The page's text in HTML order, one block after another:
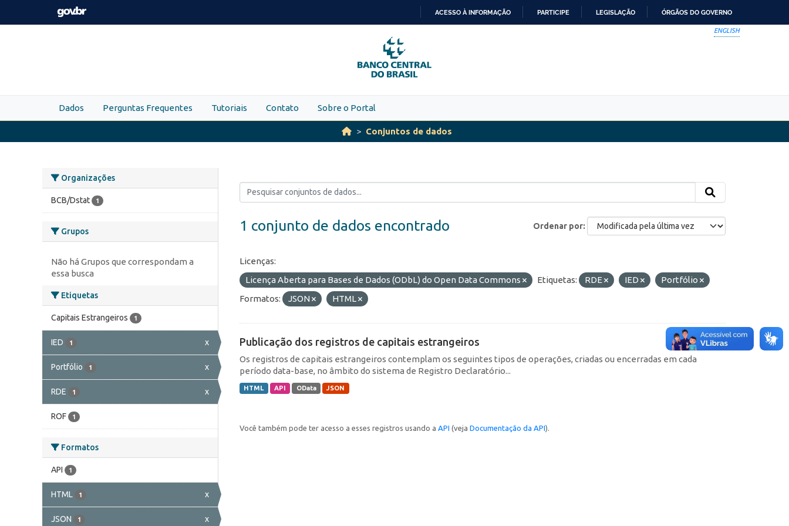
Skip to main content
PARA
O
CONTEÚDO
ACESSO À INFORMAÇÃO PARTICIPE LEGISLAÇÃO ÓRGÃOS DO GOVERNO
ENGLISH
Dados Perguntas Frequentes Tutoriais Contato Sobre o Portal
Conjuntos de dados
Organizações
BCB/Dstat 1
Grupos
Não há Grupos que correspondam a
essa busca
Etiquetas
Capitais Estrangeiros 1
IED 1 x
Portfólio 1 x
RDE 1 x
ROF 1
Formatos
API 1
HTML 1 x
JSON 1 x
Ordenar por
1 conjunto de dados encontrado
Licenças:
Licença Aberta para Bases de Dados (ODbL) do Open Data Commons
Etiquetas: RDE IED
Portfólio
Formatos:
JSON HTML
Publicação dos registros de capitais estrangeiros
Os registros de capitais estrangeiros contemplam os seguintes tipos de operações, criadas ou encerradas em cada
período data-base, no âmbito do sistema de Registro Declaratório...
HTML API OData JSON
Você também pode ter acesso a esses registros usando a API (veja Documentação da API).